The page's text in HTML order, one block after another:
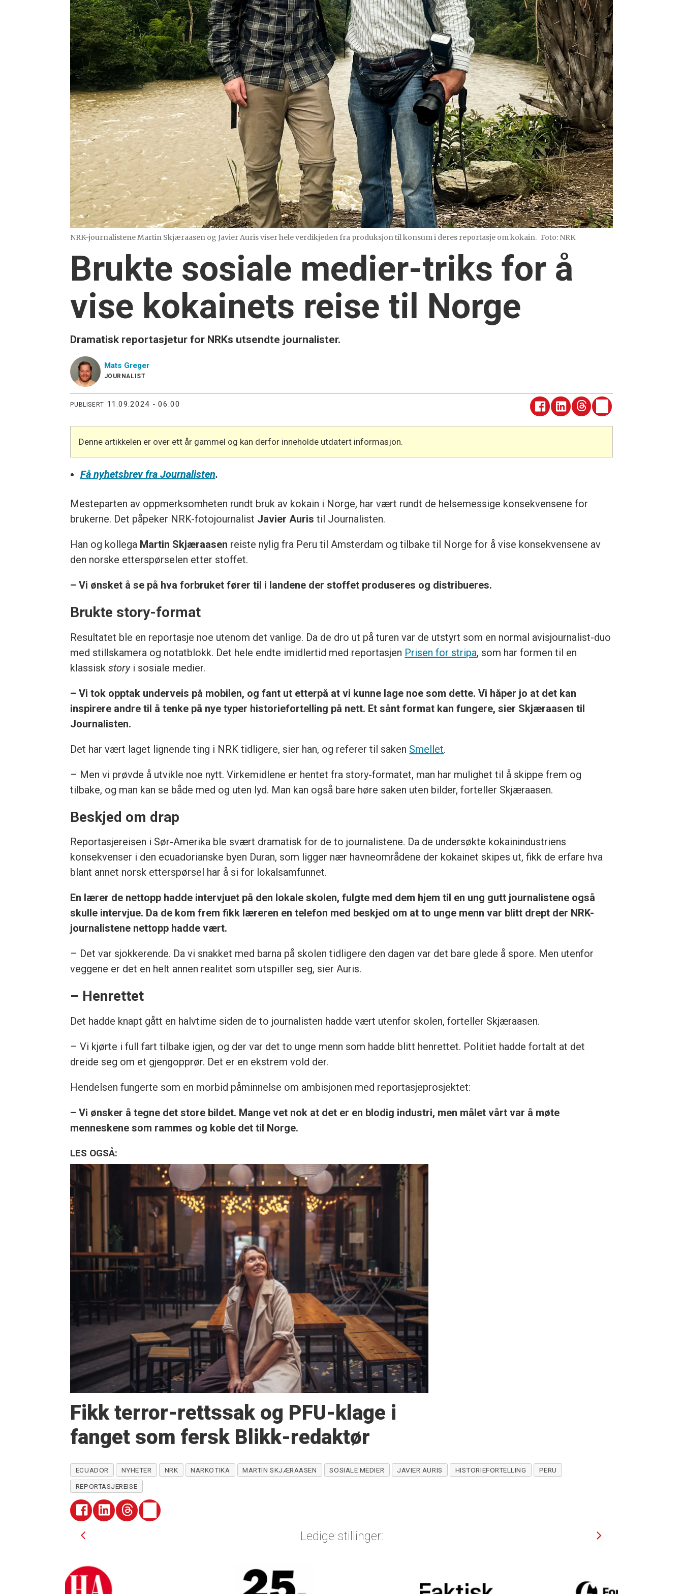
NRK-journalistene Martin Skjæraasen og Javier Auris viser hele verdikjeden fra produksjon til konsum i deres reportasje om kokain. Foto: NRK
Brukte sosiale medier-triks for å
vise kokainets reise til Norge
Dramatisk reportasjetur for NRKs utsendte journalister.
Mats Greger
JOURNALIST
PUBLISERT 11.09.2024 - 06:00
Denne artikkelen er over ett år gammel og kan derfor inneholde utdatert informasjon.
Få nyhetsbrev fra Journalisten.
Mesteparten av oppmerksomheten rundt bruk av kokain i Norge, har vært rundt de helsemessige konsekvensene for
brukerne. Det påpeker NRK-fotojournalist Javier Auris til Journalisten.
Han og kollega Martin Skjæraasen reiste nylig fra Peru til Amsterdam og tilbake til Norge for å vise konsekvensene av
den norske etterspørselen etter stoffet.
– Vi ønsket å se på hva forbruket fører til i landene der stoffet produseres og distribueres.
Brukte story-format
Resultatet ble en reportasje noe utenom det vanlige. Da de dro ut på turen var de utstyrt som en normal avisjournalist-duo
med stillskamera og notatblokk. Det hele endte imidlertid med reportasjen Prisen for stripa, som har formen til en
klassiskstoryi sosiale medier.
– Vi tok opptak underveis på mobilen, og fant ut etterpå at vi kunne lage noe som dette. Vi håper jo at det kan
inspirere andre til å tenke på nye typer historiefortelling på nett. Et sånt format kan fungere, sier Skjæraasen til
Journalisten.
Det har vært laget lignende ting i NRK tidligere, sier han, og referer til saken Smellet.
– Men vi prøvde å utvikle noe nytt. Virkemidlene er hentet fra story-formatet, man har mulighet til å skippe frem og
tilbake, og man kan se både med og uten lyd. Man kan også bare høre saken uten bilder, forteller Skjæraasen.
Beskjed om drap
Reportasjereisen i Sør-Amerika ble svært dramatisk for de to journalistene. Da de undersøkte kokainindustriens
konsekvenser i den ecuadorianske byen Duran, som ligger nær havneområdene der kokainet skipes ut, fikk de erfare hva
blant annet norsk etterspørsel har å si for lokalsamfunnet.
En lærer de nettopp hadde intervjuet på den lokale skolen, fulgte med dem hjem til en ung gutt journalistene også
skulle intervjue. Da de kom frem fikk læreren en telefon med beskjed om at to unge menn var blitt drept der NRK-
journalistene nettopp hadde vært.
– Det var sjokkerende. Da vi snakket med barna på skolen tidligere den dagen var det bare glede å spore. Men utenfor
veggene er det en helt annen realitet som utspiller seg, sier Auris.
– Henrettet
Det hadde knapt gått en halvtime siden de to journalisten hadde vært utenfor skolen, forteller Skjæraasen.
– Vi kjørte i full fart tilbake igjen, og der var det to unge menn som hadde blitt henrettet. Politiet hadde fortalt at det
dreide seg om et gjengopprør. Det er en ekstrem vold der.
Hendelsen fungerte som en morbid påminnelse om ambisjonen med reportasjeprosjektet:
– Vi ønsker å tegne det store bildet. Mange vet nok at det er en blodig industri, men målet vårt var å møte
menneskene som rammes og koble det til Norge.
LES OGSÅ:
Fikk terror-rettssak og PFU-klage i
fanget som fersk Blikk-redaktør
ECUADOR NYHETER NRK NARKOTIKA MARTIN SKJÆRAASEN SOSIALE MEDIER JAVIER AURIS HISTORIEFORTELLING
PERU
REPORTASJEREISE
Ledige stillinger: